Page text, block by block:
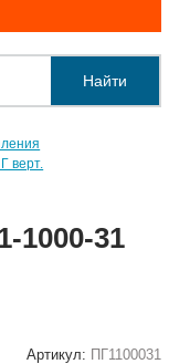
Найти
верт.
1000-31
Артикул: ПГ1100031